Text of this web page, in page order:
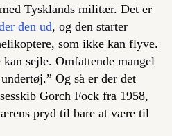
Tysklands militær. Det er
den ud, og den starter
som ikke kan flyve.
sejle. Omfattende mangel
Og så er der det
Gorch Fock fra 1958,
pryd til bare at være til